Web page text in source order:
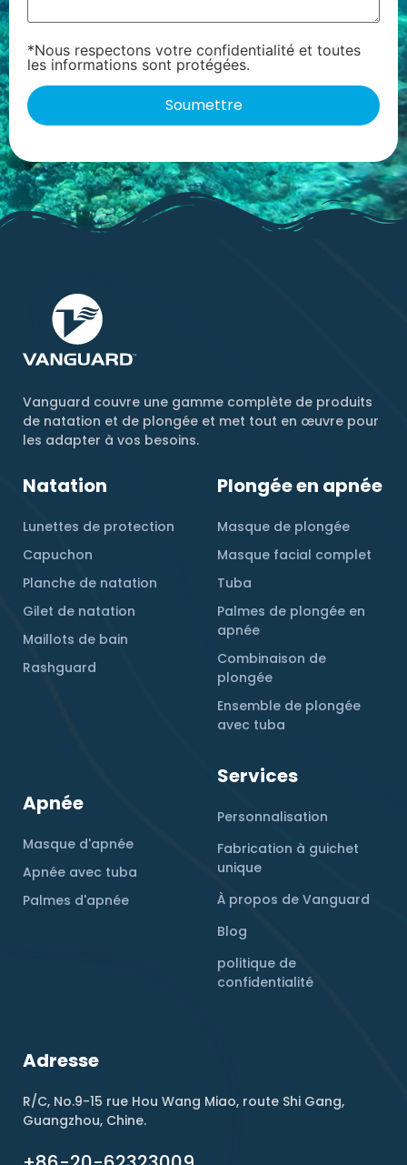
*Nous respectons votre confidentialité et toutes
les informations sont protégées.
Vanguard couvre une gamme complète de produits
de natation et de plongée et met tout en œuvre pour
les adapter à vos besoins.
Natation
Lunettes de protection
Capuchon
Planche de natation
Gilet de natation
Maillots de bain
Rashguard
Plongée en apnée
Masque de plongée
Masque facial complet
Tuba
Palmes de plongée en
apnée
Combinaison de
plongée
Ensemble de plongée
avec tuba
Apnée
Masque d'apnée
Apnée avec tuba
Palmes d'apnée
Services
Personnalisation
Fabrication à guichet
unique
À propos de Vanguard
Blog
politique de
confidentialité
Adresse
R/C, No.9-15 rue Hou Wang Miao, route Shi Gang,
Guangzhou, Chine.